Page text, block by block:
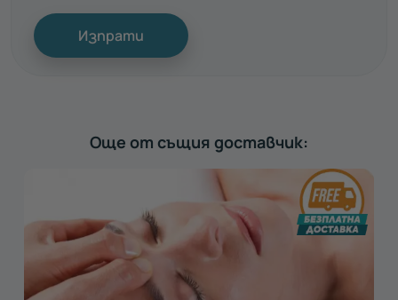
Изпрати
Още от същия доставчик: